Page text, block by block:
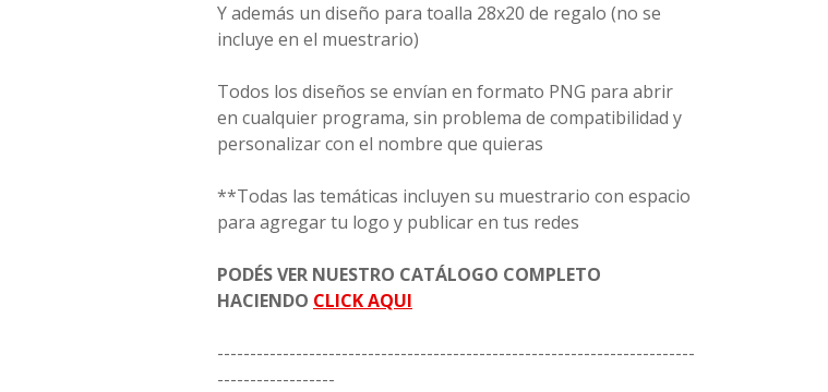
Y además un diseño para toalla 28x20 de regalo (no se
incluye en el muestrario)
Todos los diseños se envían en formato PNG para abrir
en cualquier programa, sin problema de compatibilidad y
personalizar con el nombre que quieras
**Todas las temáticas incluyen su muestrario con espacio
para agregar tu logo y publicar en tus redes
PODÉS VER NUESTRO CATÁLOGO COMPLETO
HACIENDO CLICK AQUI
-------------------------------------------------------------------------
------------------